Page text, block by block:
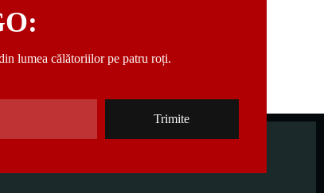
lumea călătoriilor pe patru roți.
Trimite